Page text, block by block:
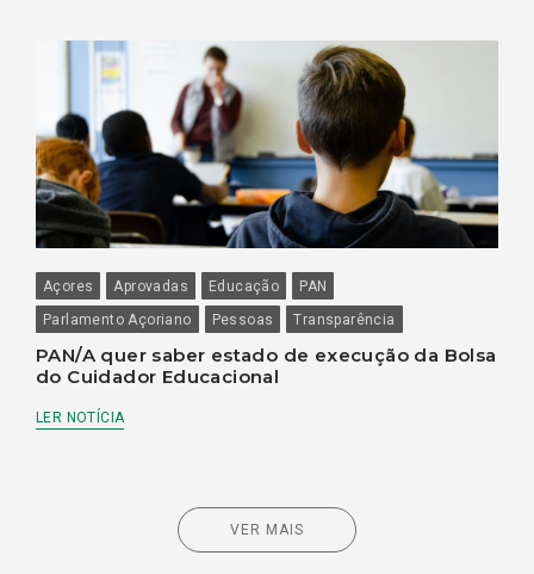
Açores Aprovadas Educação
PAN
Parlamento Açoriano
Pessoas Transparência
PAN/A quer saber estado de execução da Bolsa
do Cuidador Educacional
LER NOTÍCIA
VER MAIS